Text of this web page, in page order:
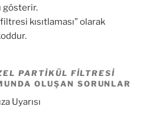
gösterir.
kısıtlaması” olarak
PARTIKÜL FILTRESI
OLUŞAN SORUNLAR
Uyarısı